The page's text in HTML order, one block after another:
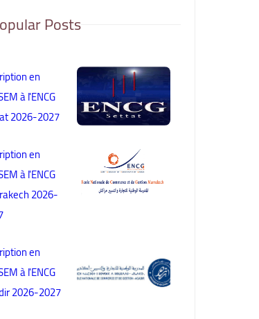
Posts
en
à l'ENCG
2026-2027
en
à l'ENCG
2026-
en
à l'ENCG
2026-2027